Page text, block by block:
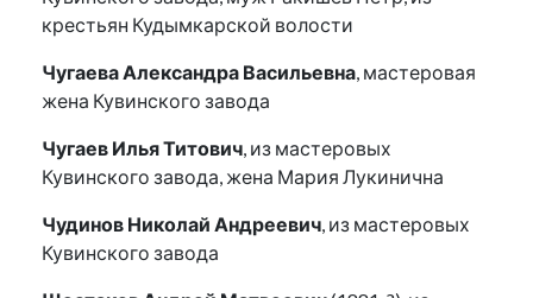
крестьян Кудымкарской волости
Чугаева Александра Васильевна, мастеровая
жена Кувинского завода
Чугаев Илья Титович, из мастеровых
Кувинского завода, жена Мария Лукинична
Чудинов Николай Андреевич, из мастеровых
Кувинского завода